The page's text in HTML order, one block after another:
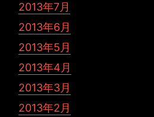
2013年7月
2013年6月
2013年5月
2013年4月
2013年3月
2013年2月